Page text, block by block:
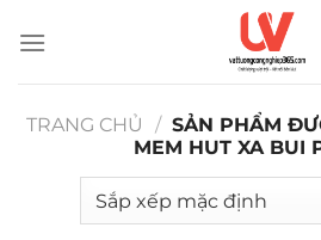
qua
TRANG CHỦ
/ SẢN PHẨM
MEM HUT XA BUI